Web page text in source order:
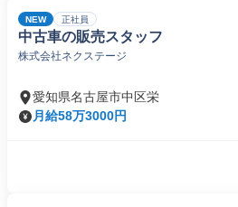
NEW 正社員
中古車の販売スタッフ
株式会社ネクステージ
愛知県名古屋市中区栄
月給58万3000円